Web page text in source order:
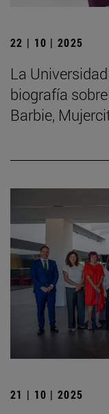
22 | 10 | 2025
La
biografía
Barbie,
21 | 10 | 2025